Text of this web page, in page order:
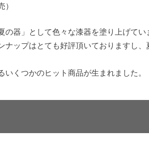
器」として色々な漆器を塗り上げてい
ナップはとても好評頂いておりますし
いくつかのヒット商品が生まれました。